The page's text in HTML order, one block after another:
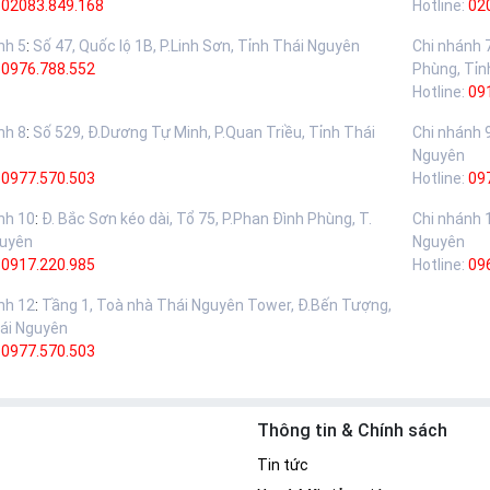
02083.849.168 Hotline:
5: Số 47, Quốc lộ 1B, P.Linh Sơn, Tỉnh Thái Nguyên
0976.788.552
Chi nhánh
Phùng,
Hotline:
8: Số 529, Đ.Dương Tự Minh, P.Quan Triều, Tỉnh Thái
0977.570.503
Chi nhánh
Nguyên
Hotline:
10: Đ. Bắc Sơn kéo dài, Tổ 75, P.Phan Đình Phùng, T.
0917.220.985
Chi nhánh
Nguyên
Hotline:
12: Tầng 1, Toà nhà Thái Nguyên Tower, Đ.Bến Tượng,
Nguyên
0977.570.503
Thông tin & Chính sách
Tin tức